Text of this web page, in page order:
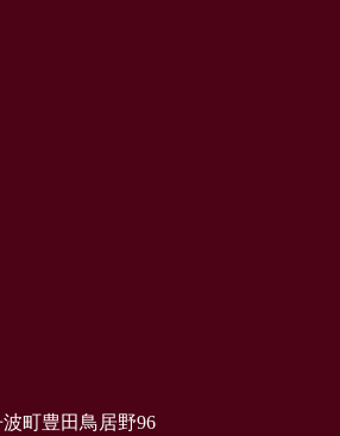
町豊田鳥居野96